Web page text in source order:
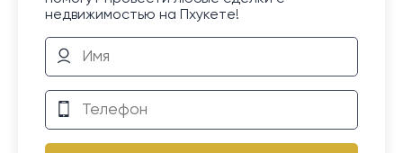
недвижимостью на Пхукете!